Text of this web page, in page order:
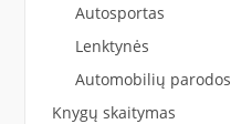
Autosportas
Lenktynės
Automobilių parodos
Knygų skaitymas